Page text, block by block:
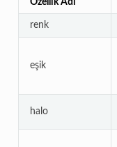
renk
eşik
halo